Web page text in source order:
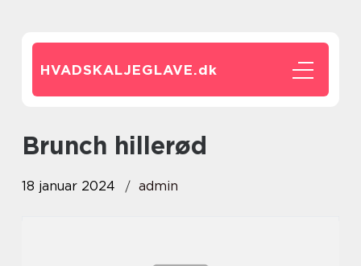
HVADSKALJEGLAVE.dk
brunch hillerød
18 januar 2024 admin